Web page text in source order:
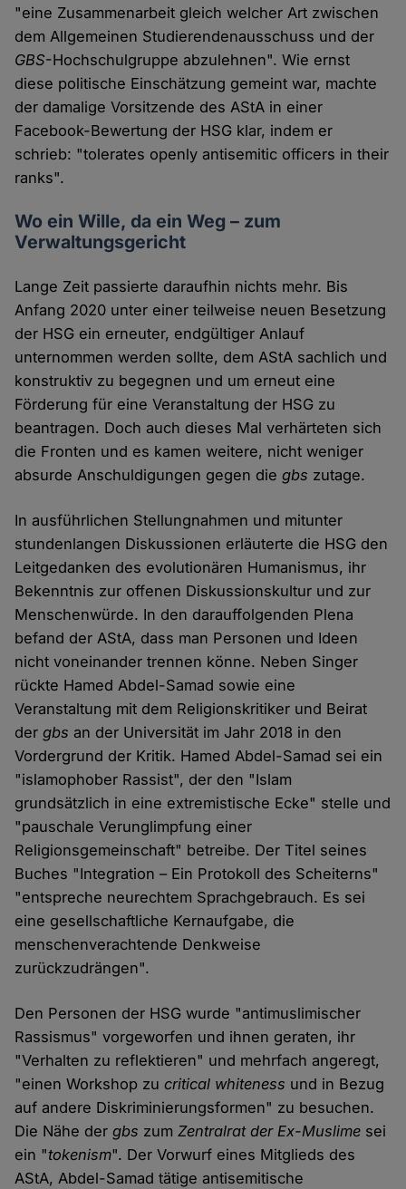
"eine Zusammenarbeit gleich welcher Art zwischen
dem Allgemeinen Studierendenausschuss und der
GBS-Hochschulgruppe abzulehnen". Wie ernst
diese politische Einschätzung gemeint war, machte
der damalige Vorsitzende des AStA in einer
Facebook-Bewertung der HSG klar, indem er
schrieb: "tolerates openly antisemitic officers in their
ranks".
Wo ein Wille, da ein Weg – zum
Verwaltungsgericht
Lange Zeit passierte daraufhin nichts mehr. Bis
Anfang 2020 unter einer teilweise neuen Besetzung
der HSG ein erneuter, endgültiger Anlauf
unternommen werden sollte, dem AStA sachlich und
konstruktiv zu begegnen und um erneut eine
Förderung für eine Veranstaltung der HSG zu
beantragen. Doch auch dieses Mal verhärteten sich
die Fronten und es kamen weitere, nicht weniger
absurde Anschuldigungen gegen diegbs zutage.
In ausführlichen Stellungnahmen und mitunter
stundenlangen Diskussionen erläuterte die HSG den
Leitgedanken des evolutionären Humanismus, ihr
Bekenntnis zur offenen Diskussionskultur und zur
Menschenwürde. In den darauffolgenden Plena
befand der AStA, dass man Personen und Ideen
nicht voneinander trennen könne. Neben Singer
rückte Hamed Abdel-Samad sowie eine
Veranstaltung mit dem Religionskritiker und Beirat
dergbs an der Universität im Jahr 2018 in den
Vordergrund der Kritik. Hamed Abdel-Samad sei ein
"islamophober Rassist", der den "Islam
grundsätzlich in eine extremistische Ecke" stelle und
"pauschale Verunglimpfung einer
Religionsgemeinschaft" betreibe. Der Titel seines
Buches "Integration – Ein Protokoll des Scheiterns"
"entspreche neurechtem Sprachgebrauch. Es sei
eine gesellschaftliche Kernaufgabe, die
menschenverachtende Denkweise
zurückzudrängen".
Den Personen der HSG wurde "antimuslimischer
Rassismus" vorgeworfen und ihnen geraten, ihr
"Verhalten zu reflektieren" und mehrfach angeregt,
"einen Workshop zucritical whiteness und in Bezug
auf andere Diskriminierungsformen" zu besuchen.
Die Nähe dergbs zumZentralrat der Ex-Muslime sei
ein "tokenism". Der Vorwurf eines Mitglieds des
AStA, Abdel-Samad tätige antisemitische